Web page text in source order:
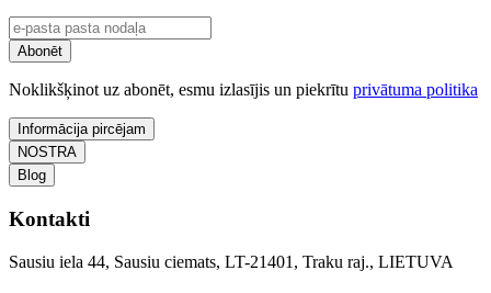
Abonēt
Noklikšķinot uz abonēt, esmu izlasījis un piekrītu privātuma politika
Informācija pircējam
NOSTRA
Blog
Kontakti
Sausiu iela 44, Sausiu ciemats, LT-21401, Traku raj., LIETUVA